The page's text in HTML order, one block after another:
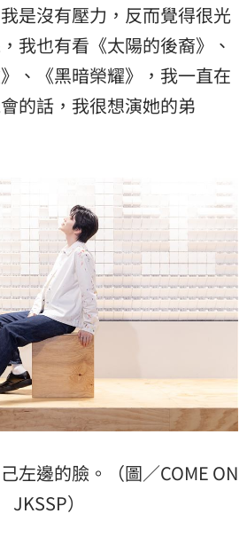
是沒有壓力，反而覺得很光
我也有看《太陽的後裔》、
、《黑暗榮耀》，我一直在
的話，我很想演她的弟
左邊的臉。（圖／COME ON
JKSSP）